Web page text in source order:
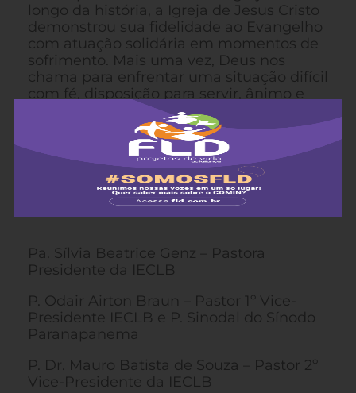
longo da história, a Igreja de Jesus Cristo
demonstrou sua fidelidade ao Evangelho
com atuação solidária em momentos de
sofrimento. Mais uma vez, Deus nos
chama para enfrentar uma situação difícil
com fé, disposição para servir, ânimo e
“Não me desampares, SENHOR; Deus
meu, não te ausentes de mim. Apressa-te
em socorrer-me, Senhor, salvação minha”
(Salmo 38.21-22).
Pa. Sílvia Beatrice Genz – Pastora
Presidente da IECLB
P. Odair Airton Braun – Pastor 1º Vice-
Presidente IECLB e P. Sinodal do Sínodo
Paranapanema
P. Dr. Mauro Batista de Souza – Pastor 2º
Vice-Presidente da IECLB